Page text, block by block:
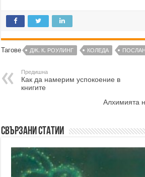
Тагове ДЖ. К. РОУЛИНГ КОЛЕДА
Предишна
Как да намерим успокоение в
книгите
Алхимията
Свързани статии